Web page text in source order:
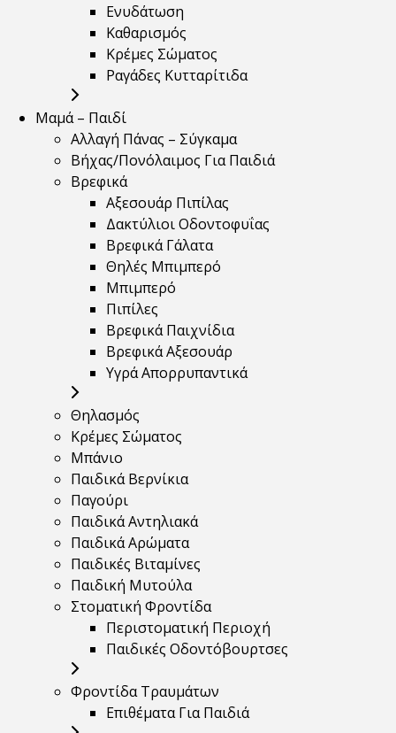
Ενυδάτωση
Καθαρισμός
Κρέμες Σώματος
Ραγάδες Κυτταρίτιδα
Μαμά – Παιδί
Αλλαγή Πάνας – Σύγκαμα
Βήχας/Πονόλαιμος Για Παιδιά
Βρεφικά
Αξεσουάρ Πιπίλας
Δακτύλιοι Οδοντοφυΐας
Βρεφικά Γάλατα
Θηλές Μπιμπερό
Μπιμπερό
Πιπίλες
Βρεφικά Παιχνίδια
Βρεφικά Αξεσουάρ
Υγρά Απορρυπαντικά
Θηλασμός
Κρέμες Σώματος
Μπάνιο
Παιδικά Βερνίκια
Παγούρι
Παιδικά Αντηλιακά
Παιδικά Αρώματα
Παιδικές Βιταμίνες
Παιδική Μυτούλα
Στοματική Φροντίδα
Περιστοματική Περιοχή
Παιδικές Οδοντόβουρτσες
Φροντίδα Τραυμάτων
Επιθέματα Για Παιδιά